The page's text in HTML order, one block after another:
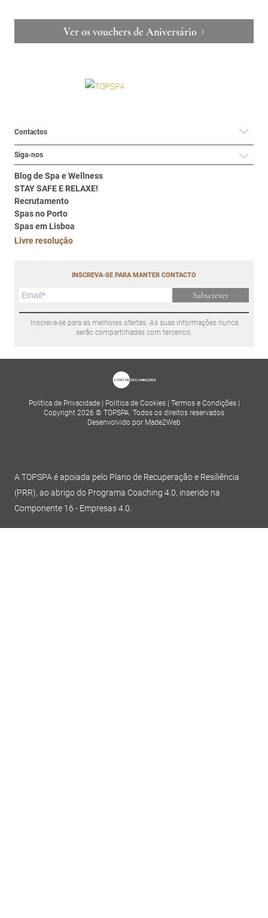
Ver os vouchers de Aniversário
Contactos
Siga-nos
Blog de Spa e Wellness
STAY SAFE E RELAXE!
Recrutamento
Spas no Porto
Spas em Lisboa
Livre resolução
INSCREVA-SE PARA MANTER CONTACTO
Subscrever
Inscreva-se para as melhores ofertas. As suas informações nunca
serão compartilhadas com terceiros.
Política de Privacidade Política de Cookies Termos e Condições
Copyright 2026 © TOPSPA. Todos os direitos reservados
Desenvolvido por Made2Web
A TOPSPA é apoiada pelo Plano de Recuperação e Resiliência
(PRR), ao abrigo do Programa Coaching 4.0, inserido na
Componente 16 - Empresas 4.0.